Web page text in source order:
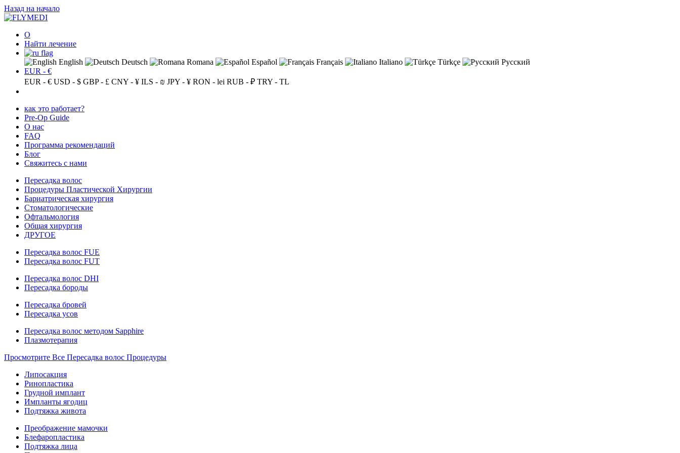
Назад на начало
О
Найти лечение
English Deutsch Romana Español Français Italiano Türkçe
Русский
EUR - €
EUR - € USD - $ GBP - £ CNY - ¥ ILS - ₪ JPY - ¥ RON - lei RUB - ₽ TRY - TL
как это работает?
Pre-Op Guide
О нас
FAQ
Программа рекомендаций
Блог
Свяжитесь с нами
Пересадка волос
Процедуры Пластической Хирургии
Бариатрическая хирургия
Стоматологические
Офтальмология
Общая хирургия
ДРУГОЕ
Пересадка волос FUE
Пересадка волос FUT
Пересадка волос DHI
Пересадка бороды
Пересадка бровей
Пересадка усов
Пересадка волос методом Sapphire
Плазмотерапия
Просмотрите Все Пересадка волос Процедуры
Липосакция
Ринопластика
Грудной имплант
Импланты ягодиц
Подтяжка живота
Преображение мамочки
Блефаропластика
Подтяжка лица